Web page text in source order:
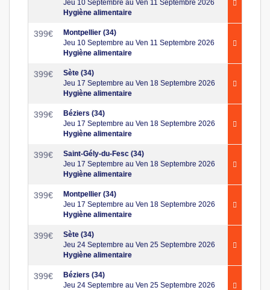
Jeu 10 Septembre au Ven 11 Septembre 2026
Hygiène alimentaire
399€
Montpellier (34)
Jeu 10 Septembre au Ven 11 Septembre 2026
Hygiène alimentaire
399€
Sète (34)
Jeu 17 Septembre au Ven 18 Septembre 2026
Hygiène alimentaire
399€
Béziers (34)
Jeu 17 Septembre au Ven 18 Septembre 2026
Hygiène alimentaire
399€
Saint-Gély-du-Fesc (34)
Jeu 17 Septembre au Ven 18 Septembre 2026
Hygiène alimentaire
399€
Montpellier (34)
Jeu 17 Septembre au Ven 18 Septembre 2026
Hygiène alimentaire
399€
Sète (34)
Jeu 24 Septembre au Ven 25 Septembre 2026
Hygiène alimentaire
399€
Béziers (34)
Jeu 24 Septembre au Ven 25 Septembre 2026